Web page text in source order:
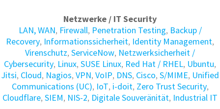
Netzwerke / IT Security
LAN, WAN, Firewall, Penetration Testing, Backup /
Recovery, Informations­sicherheit, Identity Manage­ment,
Virenschutz, ServiceNow, Netzwerksicherheit /
Cybersecurity, Linux, SUSE Linux, Red Hat / RHEL, Ubuntu,
Jitsi, Cloud, Nagios, VPN, VoIP, DNS, Cisco, S/MIME, Unified
Communications (UC), IoT, i-doit, Zero Trust Security,
Cloudflare, SIEM, NIS-2, Digitale Souveränität, Industrial IT